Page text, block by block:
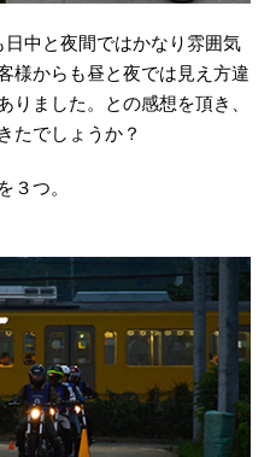
中と夜間ではかなり雰囲気
からも昼と夜では見え方違
りました。との感想を頂き、
たでしょうか？
３つ。